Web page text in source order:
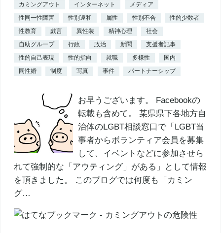
カミングアウト
インターネット
メディア
性同一性障害
性別違和 属性 性別不合
性的少数者
性教育
戯言 異性装 精神心理
社会
自助グループ
行政 政治 新聞
支援者記事
性的自己表現
性的指向 就職 多様性
国内
同性婚
制度 写真 事件 パートナーシップ
お早うございます。 Facebookの
転載も含めて。 某県県下各地方自
治体のLGBT相談窓口で「LGBT当
事者からボランティア会員を募集
して、イベントなどに参加させら
れて強制的な「アウティング」がある」として情報
を頂きました。 このブログでは何度も「カミン
グ…